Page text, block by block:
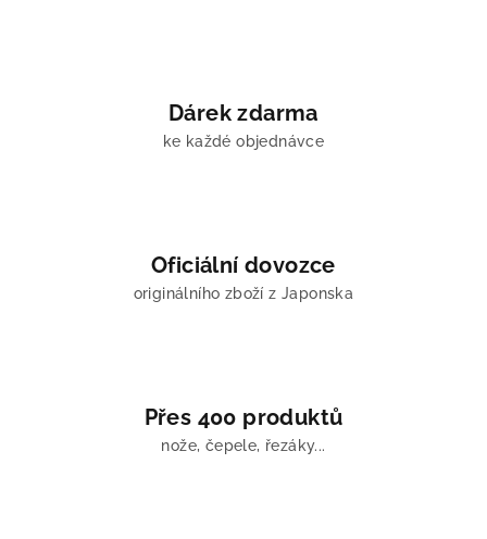
Dárek zdarma
ke každé objednávce
Oficiální dovozce
originálního zboží z Japonska
Přes 400 produktů
nože, čepele, řezáky...